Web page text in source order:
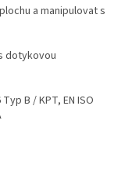
a manipulovat s
dotykovou
B / KPT, EN ISO